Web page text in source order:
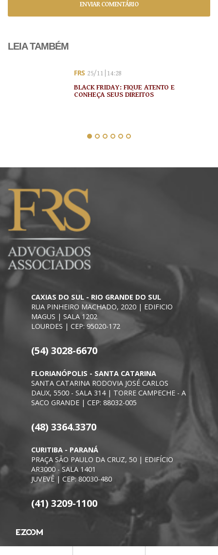
ENVIAR COMENTÁRIO
LEIA TAMBÉM
FRS 25/11 | 14:28
BLACK FRIDAY: FIQUE ATENTO E
CONHEÇA SEUS DIREITOS
CAXIAS DO SUL - RIO GRANDE DO SUL
RUA PINHEIRO MACHADO, 2020 | EDIFICIO
MAGUS | SALA 1202
LOURDES | CEP: 95020-172
(54) 3028-6670
FLORIANÓPOLIS - SANTA CATARINA
SANTA CATARINA RODOVIA JOSÉ CARLOS
DAUX, 5500 - SALA 314 | TORRE CAMPECHE - A
SACO GRANDE | CEP: 88032-005
(48) 3364.3370
CURITIBA - PARANÁ
PRAÇA SÃO PAULO DA CRUZ, 50 | EDIFÍCIO
AR3000 - SALA 1401
JUVEVÊ | CEP: 80030-480
(41) 3209-1100